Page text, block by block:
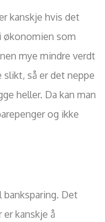
kanskje hvis det
økonomien som
mye mindre verdt
så er det neppe
heller. Da kan man
og ikke
Det
kanskje å